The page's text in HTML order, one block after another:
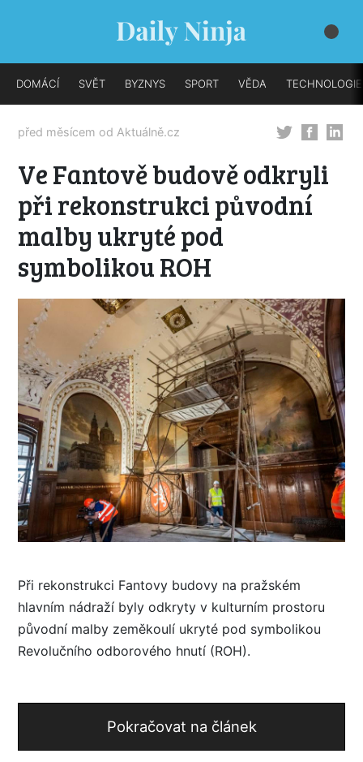
DOMÁCÍ SVĚT BYZNYS SPORT VĚDA TECHNOLOGIE
před měsícem od Aktuálně.cz
Ve Fantově budově odkryli
při rekonstrukci původní
malby ukryté pod
symbolikou ROH
Při rekonstrukci Fantovy budovy na pražském
hlavním nádraží byly odkryty v kulturním prostoru
původní malby zeměkoulí ukryté pod symbolikou
Revolučního odborového hnutí (ROH).
Pokračovat na článek